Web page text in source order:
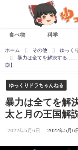
食べ物 科学
ホーム その他
ゆっく
暴力は全てを解決する……
③】
ゆっくりドラちゃんねる
暴力は全てを解
太と月の王国解
2022年5月6日 2022年5月6